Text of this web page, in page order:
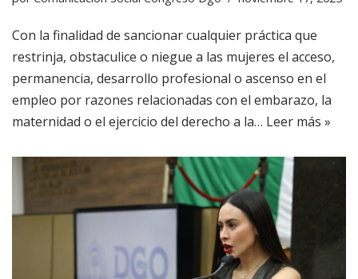
Con la finalidad de sancionar cualquier práctica que
restrinja, obstaculice o niegue a las mujeres el acceso,
permanencia, desarrollo profesional o ascenso en el
empleo por razones relacionadas con el embarazo, la
maternidad o el ejercicio del derecho a la… Leer más »